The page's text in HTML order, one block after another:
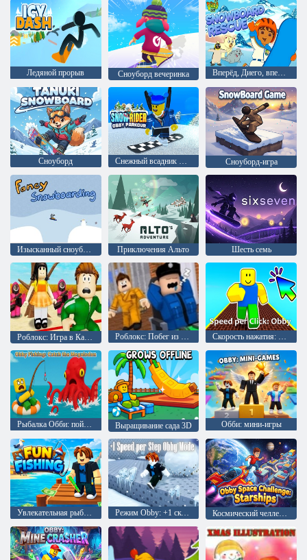
Ледяной прорыв Сноуборд вечеринка Вперёд, Диего, вперёд! Спасение на сноуборде
Сноуборд Снежный всадник Обби Паркур Сноуборд-игра
Изысканный сноубординг Приключения Альто Шесть семь
Роблокс: Побег из тюрьмы Скорость нажатия: Обби
Рыбалка Обби: поймайте мегалодона Выращивание сада 3D Обби: мини-игры
Увлекательная рыбалка Режим Obby: +1 скорость за шаг Космический челлендж Обби: Звездолеты